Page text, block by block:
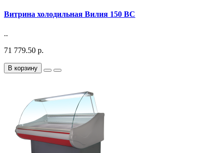
Витрина холодильная Вилия 150 ВС
..
71 779.50 р.
В корзину